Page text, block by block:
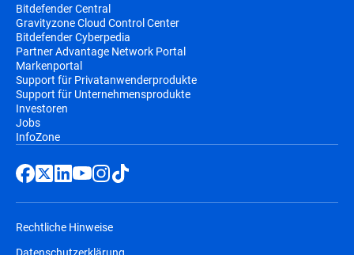
Bitdefender Central
Gravityzone Cloud Control Center
Bitdefender Cyberpedia
Partner Advantage Network Portal
Markenportal
Support für Privatanwenderprodukte
Support für Unternehmensprodukte
Investoren
Jobs
InfoZone
Rechtliche Hinweise